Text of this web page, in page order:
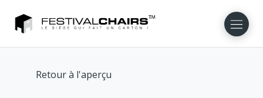
NL EN
Retour à l'aperçu